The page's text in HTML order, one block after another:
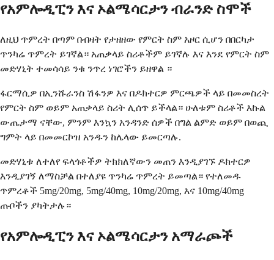
የአምሎዲፒን እና ኦልሜሳርታን ብራንድ ስሞች
ለዚህ ጥምረት በጣም በብዛት የታዘዘው የምርት ስም አዞር ሲሆን በበርካታ
ጥንካሬ ጥምረት ይገኛል። አጠቃላይ ስሪቶችም ይገኛሉ እና እንደ የምርት ስም
መድሃኒት ተመሳሳይ ንቁ ንጥረ ነገሮችን ይዘዋል ።
ፋርማሲዎ በኢንሹራንስ ሽፋንዎ እና በዶክተርዎ ምርጫዎች ላይ በመመስረት
የምርት ስም ወይም አጠቃላይ ስሪት ሊሰጥ ይችላል። ሁለቱም ስሪቶች እኩል
ውጤታማ ናቸው, ምንም እንኳን አንዳንድ ሰዎች በግል ልምድ ወይም በወጪ
ግምት ላይ በመመርኮዝ አንዱን ከሌላው ይመርጣሉ.
መድሃኒቱ ለተለየ ፍላጎቶችዎ ትክክለኛውን መጠን እንዲያገኙ ዶክተርዎ
እንዲያገኝ ለማስቻል በተለያዩ ጥንካሬ ጥምረት ይመጣል። የተለመዱ
ጥምረቶች 5mg/20mg, 5mg/40mg, 10mg/20mg, እና 10mg/40mg
ጡቦችን ያካትታሉ።
የአምሎዲፒን እና ኦልሜሳርታን አማራጮች